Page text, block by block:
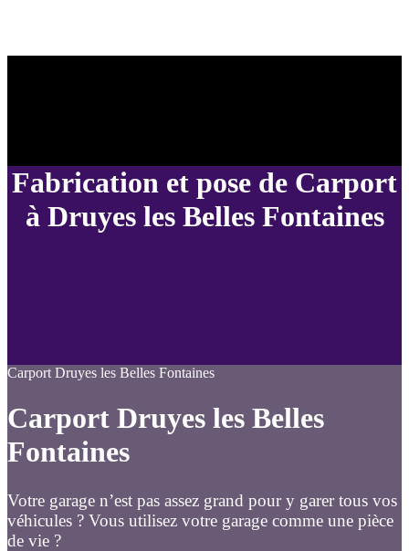
Fabrication et pose de Carport
à Druyes les Belles Fontaines
Carport Druyes les Belles Fontaines
Carport Druyes les Belles
Fontaines
Votre garage n’est pas assez grand pour y garer tous vos
véhicules ? Vous utilisez votre garage comme une pièce
de vie ?